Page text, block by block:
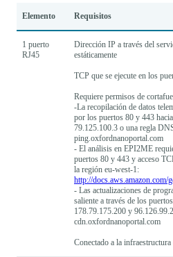
Elemento Requisitos
1 puerto
RJ45
Dirección IP a través del
estáticamente
TCP que se ejecute en los
Requiere permisos de
-La recopilación de datos
por los puertos 80 y 443
79.125.100.3 o una regla
ping.oxfordnanoportal.com
- El análisis en EPI2ME
puertos 80 y 443 y acceso
la región eu-west-1:
http://docs.aws.amazon.com/
- Las actualizaciones de
saliente a través de los
178.79.175.200 y
cdn.oxfordnanoportal.com
Conectado a la